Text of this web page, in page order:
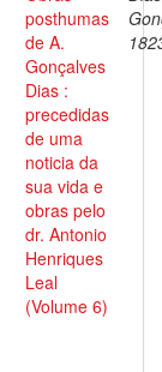
posthumas
de A.
Gonçalves
Dias :
precedidas
de uma
noticia da
sua vida e
obras pelo
dr. Antonio
Henriques
Leal
(Volume 6)